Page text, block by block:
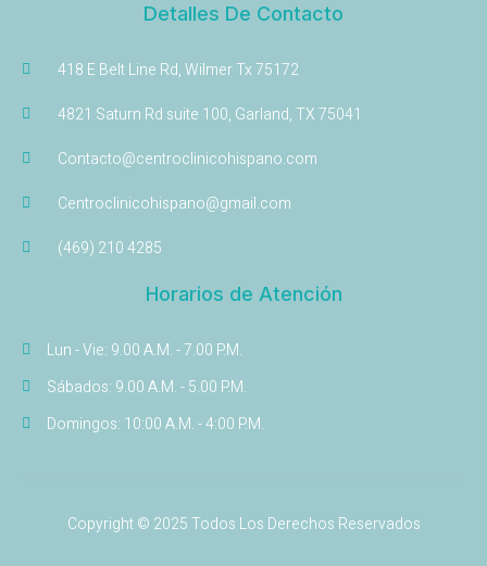
Detalles De Contacto
418 E Belt Line Rd, Wilmer Tx 75172
4821 Saturn Rd suite 100, Garland, TX 75041
Contacto@centroclinicohispano.com
Centroclinicohispano@gmail.com
(469) 210 4285
Horarios de Atención
Lun - Vie: 9.00 A.M. - 7.00 P.M.
Sábados: 9.00 A.M. - 5.00 P.M.
Domingos: 10:00 A.M. - 4:00 P.M.
Copyright © 2025 Todos Los Derechos Reservados